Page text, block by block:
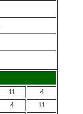
11
4
4
11